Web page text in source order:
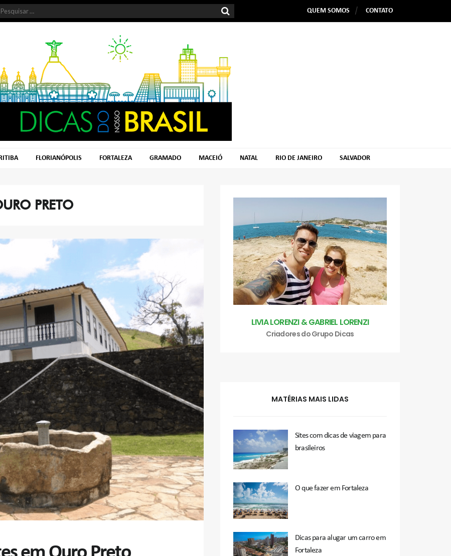
QUEM SOMOS CONTATO
FLORIANÓPOLIS FORTALEZA GRAMADO MACEIÓ NATAL RIO DE JANEIRO SALVADOR
PRETO
LIVIA LORENZI & GABRIEL LORENZI
Criadores do Grupo Dicas
MATÉRIAS MAIS LIDAS
Sites com dicas de viagem para
brasileiros
O que fazer em Fortaleza
Dicas para alugar um carro em
Fortaleza